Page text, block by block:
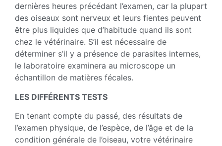
dernières heures précédant l’examen, car la plupart
des oiseaux sont nerveux et leurs fientes peuvent
être plus liquides que d’habitude quand ils sont
chez le vétérinaire. S’il est nécessaire de
déterminer s’il y a présence de parasites internes,
le laboratoire examinera au microscope un
échantillon de matières fécales.
LES DIFFÉRENTS TESTS
En tenant compte du passé, des résultats de
l’examen physique, de l’espèce, de l’âge et de la
condition générale de l’oiseau, votre vétérinaire